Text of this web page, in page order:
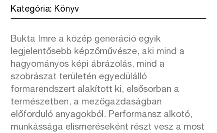
Kategória: Könyv
Bukta Imre a közép generáció egyik
legjelentősebb képzőművésze, aki mind a
hagyományos képi ábrázolás, mind a
szobrászat területén egyedülálló
formarendszert alakított ki, elsősorban a
természetben, a mezőgazdaságban
előforduló anyagokból. Performansz alkotó,
munkássága elismeréseként részt vesz a most